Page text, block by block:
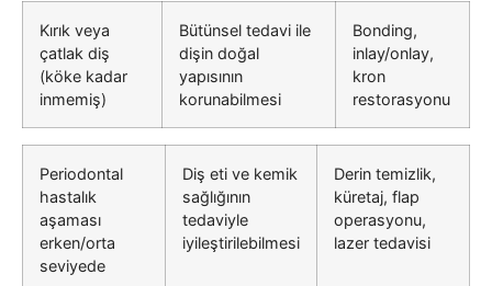
Kırık veya
çatlak diş
(köke kadar
inmemiş)
Bütünsel tedavi ile
dişin doğal
yapısının
korunabilmesi
Bonding,
inlay/onlay,
kron
restorasyonu
Periodontal
hastalık
aşaması
erken/orta
seviyede
Diş eti ve kemik
sağlığının
tedaviyle
iyileştirilebilmesi
Derin temizlik,
küretaj, flap
operasyonu,
lazer tedavisi